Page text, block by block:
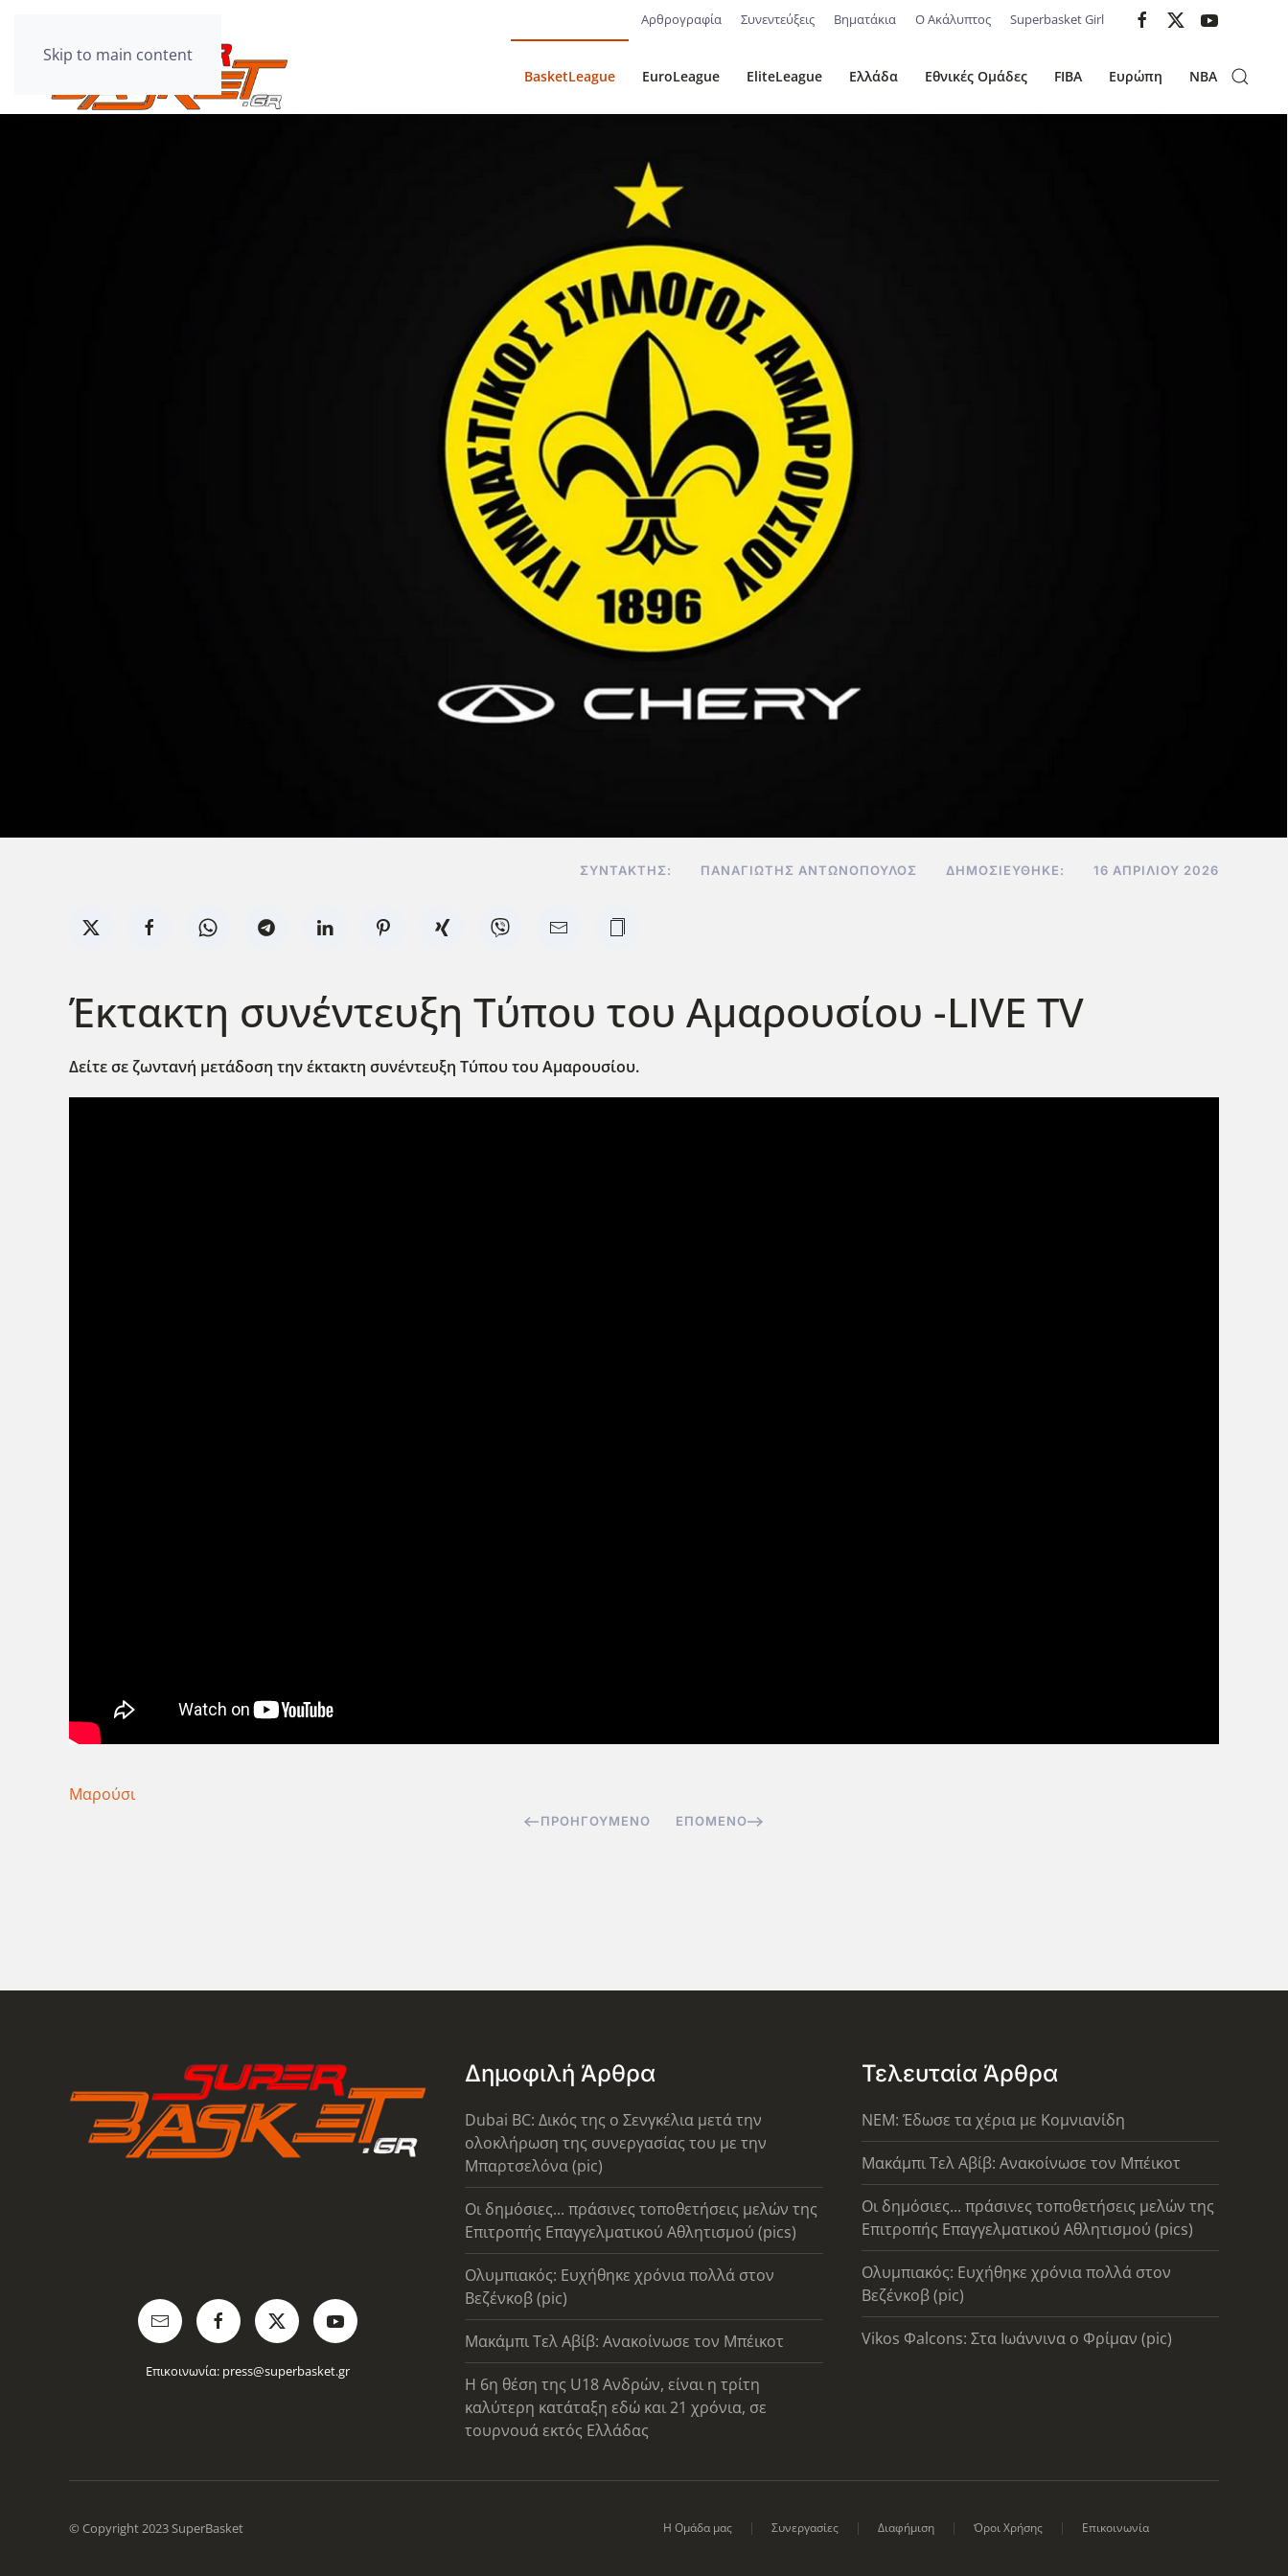
Skip to main content
Αρθρογραφία Συνεντεύξεις Βηματάκια Ο Ακάλυπτος Superbasket Girl
BasketLeague EuroLeague EliteLeague Ελλάδα Εθνικές Ομάδες FIBA Ευρώπη NBA
ΣΥΝΤΆΚΤΗΣ: ΠΑΝΑΓΙΏΤΗΣ ΑΝΤΩΝΌΠΟΥΛΟΣ ΔΗΜΟΣΙΕΎΘΗΚΕ: 16 ΑΠΡΙΛΊΟΥ 2026
Έκτακτη συνέντευξη Τύπου του Αμαρουσίου -LIVE TV
Δείτε σε ζωντανή μετάδοση την έκτακτη συνέντευξη Τύπου του Αμαρουσίου.
Μαρούσι
ΠΡΟΗΓΟΎΜΕΝΟ ΕΠΌΜΕΝΟ
Επικοινωνία: press@superbasket.gr
Δημοφιλή Άρθρα
Dubai BC: Δικός της ο Σενγκέλια μετά την
ολοκλήρωση της συνεργασίας του με την
Μπαρτσελόνα (pic)
Οι δημόσιες... πράσινες τοποθετήσεις μελών της
Επιτροπής Επαγγελματικού Αθλητισμού (pics)
Ολυμπιακός: Ευχήθηκε χρόνια πολλά στον
Βεζένκοβ (pic)
Μακάμπι Τελ Αβίβ: Ανακοίνωσε τον Μπέικοτ
Η 6η θέση της U18 Ανδρών, είναι η τρίτη
καλύτερη κατάταξη εδώ και 21 χρόνια, σε
τουρνουά εκτός Ελλάδας
Τελευταία Άρθρα
ΝΕΜ: Έδωσε τα χέρια με Κομνιανίδη
Μακάμπι Τελ Αβίβ: Ανακοίνωσε τον Μπέικοτ
Οι δημόσιες... πράσινες τοποθετήσεις μελών της
Επιτροπής Επαγγελματικού Αθλητισμού (pics)
Ολυμπιακός: Ευχήθηκε χρόνια πολλά στον
Βεζένκοβ (pic)
Vikos Φalcons: Στα Ιωάννινα ο Φρίμαν (pic)
© Copyright 2023 SuperBasket Η Ομάδα μας Συνεργασίες Διαφήμιση Όροι Χρήσης Επικοινωνία